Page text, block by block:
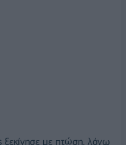
ξεκίνησε με πτώση, λόγω